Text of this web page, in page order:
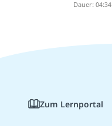
Dauer: 04:34
Zum Lernportal